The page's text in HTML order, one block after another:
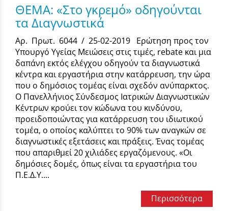
ΘΕΜΑ: «Στο γκρεμό» οδηγούνται
τα Διαγνωστικά
Αρ. Πρωτ. 6044 / 25-02-2019 Ερώτηση προς τον
Υπουργό Υγείας Μειώσεις στις τιμές, rebate και μια
δαπάνη εκτός ελέγχου οδηγούν τα διαγνωστικά
κέντρα και εργαστήρια στην κατάρρευση, την ώρα
που ο δημόσιος τομέας είναι σχεδόν ανύπαρκτος.
Ο Πανελλήνιος Σύνδεσμος Ιατρικών Διαγνωστικών
Κέντρων κρούει τον κώδωνα του κινδύνου,
προειδοποιώντας για κατάρρευση του ιδιωτικού
τομέα, ο οποίος καλύπτει το 90% των αναγκών σε
διαγνωστικές εξετάσεις και πράξεις. Ένας τομέας
που απαριθμεί 20 χιλιάδες εργαζόμενους. «Οι
δημόσιες δομές, όπως είναι τα εργαστήρια του
Π.Ε.Δ.Υ....
Περισσότερα